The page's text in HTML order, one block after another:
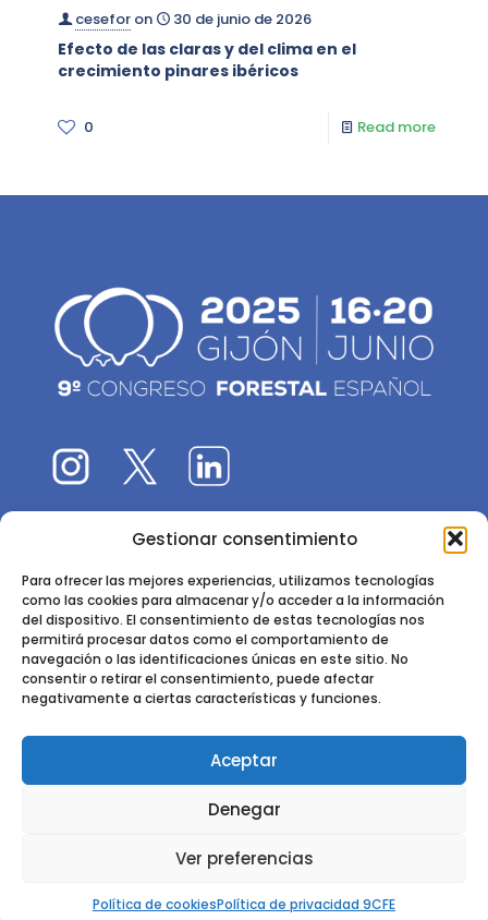
Gestionar consentimiento
Para ofrecer las mejores experiencias, utilizamos tecnologías
como las cookies para almacenar y/o acceder a la información
del dispositivo. El consentimiento de estas tecnologías nos
permitirá procesar datos como el comportamiento de
navegación o las identificaciones únicas en este sitio. No
consentir o retirar el consentimiento, puede afectar
negativamente a ciertas características y funciones.
Aceptar
Denegar
Ver preferencias
Política de cookiesPolítica de privacidad 9CFE
cesefor on 30 de junio de 2026
Efecto de las claras y del clima en el
crecimiento pinares ibéricos
0 Read more
El 9CFE es una actividad promovida por laSociedad
Instituto de Ciencias Forestales, INIA-CSIC
Ctra. de la Coruña km 7,5 - 28040 Madrid
DERECHOS RESERVADOS. DISEÑO Y DESARROLLO DEL SITIO WEB,